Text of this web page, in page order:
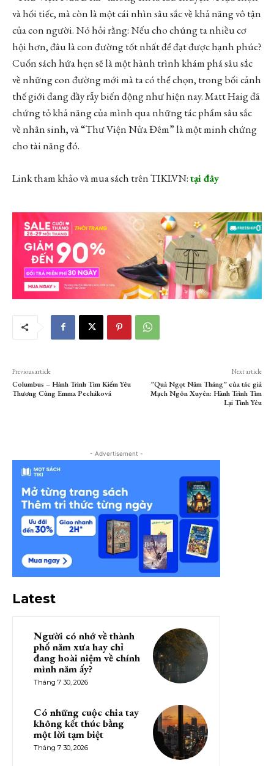
và hối tiếc, mà còn là một cái nhìn sâu sắc về khả năng vô tận
của con người. Nó hỏi rằng: Nếu cho chúng ta nhiều cơ
hội hơn, đâu là con đường tốt nhất để đạt được hạnh phúc?
Cuốn sách hứa hẹn sẽ là một hành trình khám phá sâu sắc
về những con đường mới mà ta có thể chọn, trong bối cảnh
thế giới đang đầy rẫy biến động như hiện nay. Matt Haig đã
chứng tỏ khả năng của mình qua những tác phẩm sâu sắc
về nhân sinh, và “Thư Viện Nửa Đêm” là một minh chứng
cho tài năng đó.
Link tham khảo và mua sách trên TIKI.VN:tại đây
Previous article
Columbus – Hành Trình Tìm Kiếm Yêu
Thương Cùng Emma Pecháková
Next article
”Quả Ngọt Năm Tháng” của tác giả
Mạch Ngôn Xuyên: Hành Trình Tìm
Lại Tình Yêu
- Advertisement -
Latest
Người có nhớ về thành
phố năm xưa hay chỉ
đang hoài niệm về chính
mình năm ấy?
Tháng 7 30, 2026
Có những cuộc chia tay
không kết thúc bằng
một lời tạm biệt
Tháng 7 30, 2026